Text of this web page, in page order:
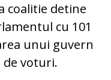
coalitie detine
cu 101
unui guvern
de voturi.